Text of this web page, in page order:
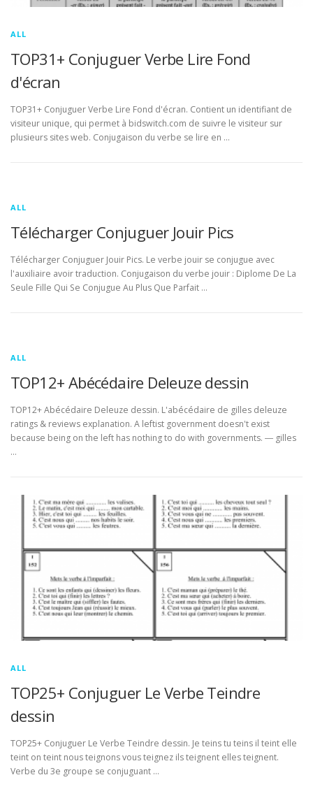
ALL
TOP31+ Conjuguer Verbe Lire Fond
d'écran
TOP31+ Conjuguer Verbe Lire Fond d'écran. Contient un identifiant de
visiteur unique, qui permet à bidswitch.com de suivre le visiteur sur
plusieurs sites web. Conjugaison du verbe se lire en …
ALL
Télécharger Conjuguer Jouir Pics
Télécharger Conjuguer Jouir Pics. Le verbe jouir se conjugue avec
l'auxiliaire avoir traduction. Conjugaison du verbe jouir : Diplome De La
Seule Fille Qui Se Conjugue Au Plus Que Parfait …
ALL
TOP12+ Abécédaire Deleuze dessin
TOP12+ Abécédaire Deleuze dessin. L'abécédaire de gilles deleuze
ratings & reviews explanation. A leftist government doesn't exist
because being on the left has nothing to do with governments. ― gilles
…
ALL
TOP25+ Conjuguer Le Verbe Teindre
dessin
TOP25+ Conjuguer Le Verbe Teindre dessin. Je teins tu teins il teint elle
teint on teint nous teignons vous teignez ils teignent elles teignent.
Verbe du 3e groupe se conjuguant …